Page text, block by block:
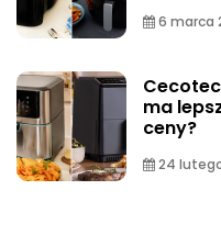
6 marca
ma
ceny?
24